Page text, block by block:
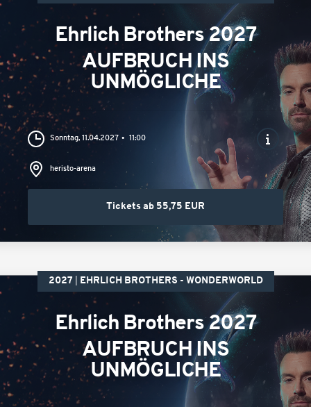
Ehrlich Brothers 2027
AUFBRUCH INS
UNMÖGLICHE
Sonntag, 11.04.2027 11:00
heristo-arena
Tickets ab 55,75 EUR
2027 EHRLICH BROTHERS - WONDERWORLD
Ehrlich Brothers 2027
AUFBRUCH INS
UNMÖGLICHE